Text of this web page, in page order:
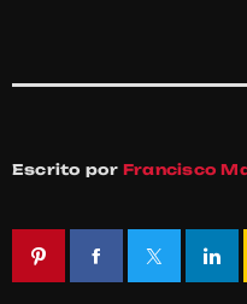
Escrito por Francisco